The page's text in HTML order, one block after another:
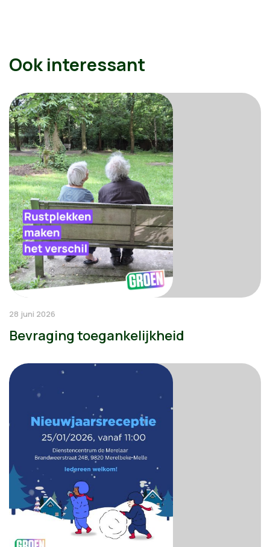
Ook interessant
28 juni 2026
Bevraging toegankelijkheid